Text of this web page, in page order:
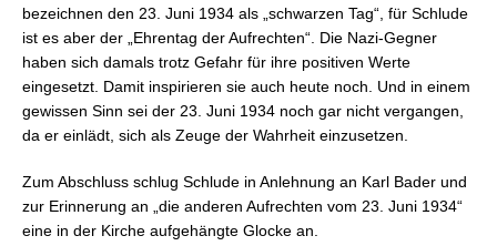
bezeichnen den 23. Juni 1934 als „schwarzen Tag“, für Schlude
ist es aber der „Ehrentag der Aufrechten“. Die Nazi-Gegner
haben sich damals trotz Gefahr für ihre positiven Werte
eingesetzt. Damit inspirieren sie auch heute noch. Und in einem
gewissen Sinn sei der 23. Juni 1934 noch gar nicht vergangen,
da er einlädt, sich als Zeuge der Wahrheit einzusetzen.
Zum Abschluss schlug Schlude in Anlehnung an Karl Bader und
zur Erinnerung an „die anderen Aufrechten vom 23. Juni 1934“
eine in der Kirche aufgehängte Glocke an.